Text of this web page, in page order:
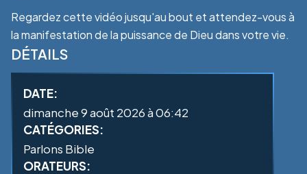
Regardez cette vidéo jusqu'au bout et attendez-vous à
la manifestation de la puissance de Dieu dans votre vie.
DÉTAILS
DATE:
dimanche 9 août 2026 à 06:42
CATÉGORIES:
Parlons Bible
ORATEURS: